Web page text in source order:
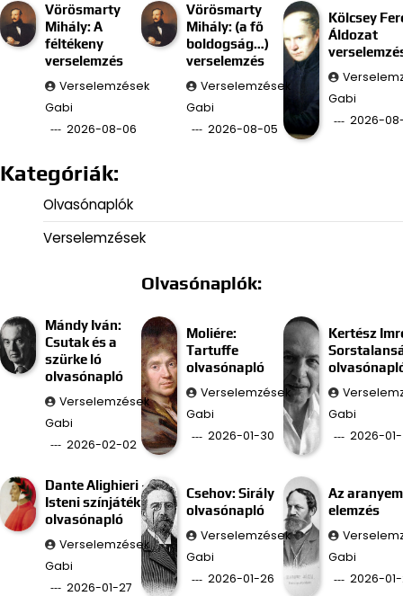
Vörösmarty
Mihály: A
féltékeny
verselemzés
Verselemzések
Gabi
2026-08-06
Vörösmarty
Mihály: (a fő
boldogság…)
verselemzés
Verselemzések
Gabi
2026-08-05
Kölcsey
Áldozat
Gabi
2026-
Kategóriák:
Olvasónaplók
Verselemzések
Olvasónaplók:
Mándy Iván:
Csutak és a
szürke ló
olvasónapló
Verselemzések
Gabi
2026-02-02
Moliére:
Tartuffe
olvasónapló
Verselemzések
Gabi
2026-01-30
Kertész
Gabi
2026-
Dante Alighieri –
Isteni színjáték
olvasónapló
Verselemzések
Gabi
2026-01-27
Csehov: Sirály
olvasónapló
Verselemzések
Gabi
2026-01-26
Az
elemzés
Gabi
2026-